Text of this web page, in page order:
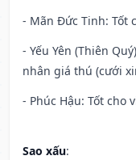
- Mãn Đức Tinh: Tốt
- Yếu Yên (Thiên
nhân giá thú (cưới
- Phúc Hậu: Tốt cho
Sao xấu: